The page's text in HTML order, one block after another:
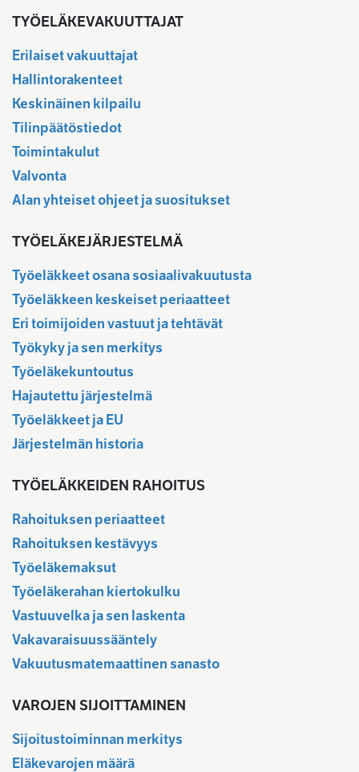
TYÖELÄKEVAKUUTTAJAT
Erilaiset vakuuttajat
Hallintorakenteet
Keskinäinen kilpailu
Tilinpäätöstiedot
Toimintakulut
Valvonta
Alan yhteiset ohjeet ja suositukset
TYÖELÄKEJÄRJESTELMÄ
Työeläkkeet osana sosiaalivakuutusta
Työeläkkeen keskeiset periaatteet
Eri toimijoiden vastuut ja tehtävät
Työkyky ja sen merkitys
Työeläkekuntoutus
Hajautettu järjestelmä
Työeläkkeet ja EU
Järjestelmän historia
TYÖELÄKKEIDEN RAHOITUS
Rahoituksen periaatteet
Rahoituksen kestävyys
Työeläkemaksut
Työeläkerahan kiertokulku
Vastuuvelka ja sen laskenta
Vakavaraisuussääntely
Vakuutusmatemaattinen sanasto
VAROJEN SIJOITTAMINEN
Sijoitustoiminnan merkitys
Eläkevarojen määrä